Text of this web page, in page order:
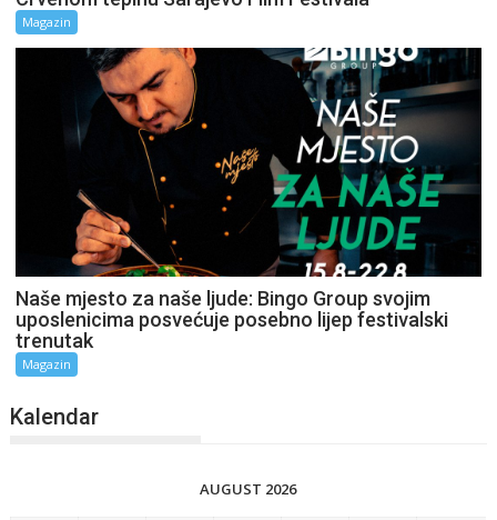
Magazin
Naše mjesto za naše ljude: Bingo Group svojim
uposlenicima posvećuje posebno lijep festivalski
trenutak
Magazin
Kalendar
AUGUST 2026